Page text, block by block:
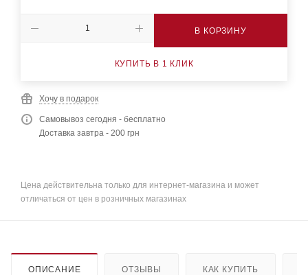
В КОРЗИНУ
КУПИТЬ В 1 КЛИК
Хочу в подарок
Самовывоз сегодня - бесплатно
Доставка завтра - 200 грн
Цена действительна только для интернет-магазина и может
отличаться от цен в розничных магазинах
ОПИСАНИЕ ОТЗЫВЫ КАК КУПИТЬ